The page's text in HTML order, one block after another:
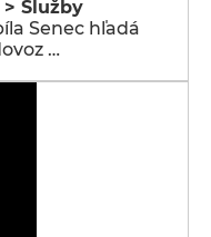
Služby
Senec hľadá
…